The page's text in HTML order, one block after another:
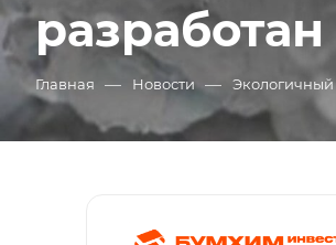
Главная — Новости —